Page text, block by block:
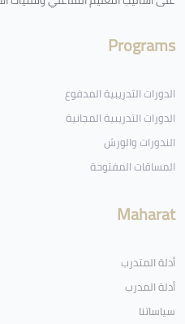
Programs
الدورات التدريبية المدفوع
الدورات التدريبية المجانية
الندورات والورش
المساقات المفتوحة
Maharat
أدلة المتدرب
أدلة المدرب
سياساتنا